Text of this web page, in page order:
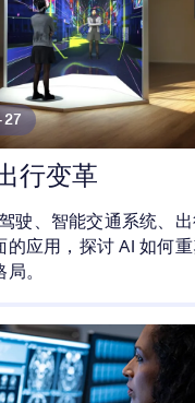
行变革
驶、智能交通系统、
的应用，探讨 AI 如何
。